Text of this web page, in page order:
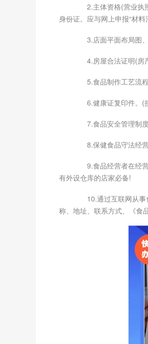
2.主体资格(营业执照
身份证。应与网上申报“材
3.店面平面布局图、
4.房屋合法证明(房产
5.食品制作工艺流程
6.健康证复印件。(
7.食品安全管理制度
8.保健食品守法经营
9.食品经营者在经营
有外设仓库的店家必备!
10.通过互联网从事
称、地址、联系方式、《食